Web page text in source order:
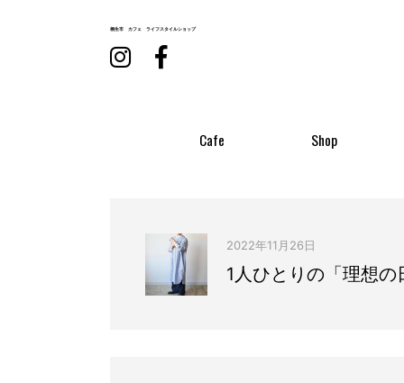
桐生市 カフェ ライフスタイルショップ
Cafe Shop
2022年11月26日
1人ひとりの「理想